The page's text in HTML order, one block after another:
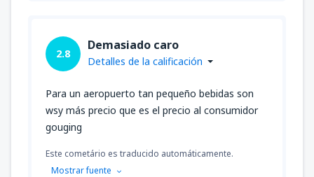
2.8
Demasiado caro
Detalles de la calificación
Para un aeropuerto tan pequeño bebidas son
wsy más precio que es el precio al consumidor
gouging
Este cometário es traducido automáticamente.
Mostrar fuente